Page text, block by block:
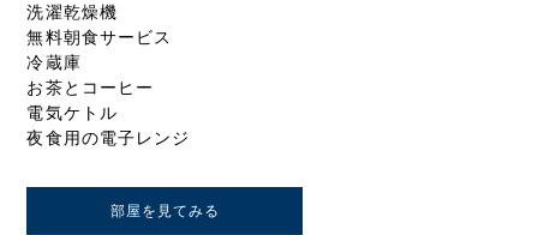
洗濯乾燥機
無料朝食サービス
冷蔵庫
お茶とコーヒー
電気ケトル
夜食用の電子レンジ
部屋を見てみる